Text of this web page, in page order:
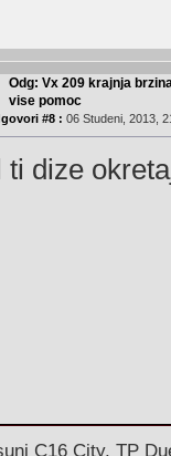
Odg: Vx 209 krajnja
vise pomoc
#8 : 06 Studeni, 2013,
ti dize
C16 City, TP